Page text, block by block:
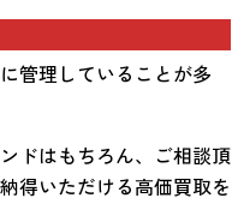
管理していることが多
ドはもちろん、ご相談頂
得いただける高価買取を